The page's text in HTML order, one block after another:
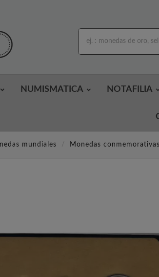
NUMISMATICA NOTAFILIA
mundiales Monedas